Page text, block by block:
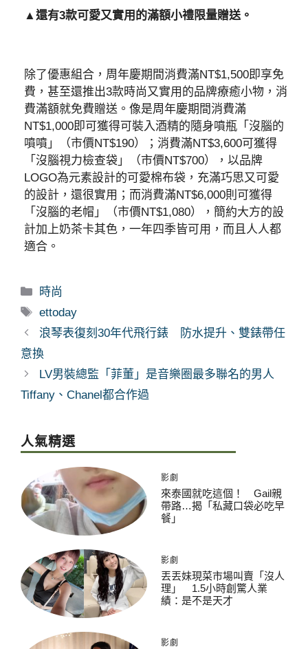
▲還有3款可愛又實用的滿額小禮限量贈送。
除了優惠組合，周年慶期間消費滿NT$1,500即享免
費，甚至還推出3款時尚又實用的品牌療癒小物，消
費滿額就免費贈送。像是周年慶期間消費滿
NT$1,000即可獲得可裝入酒精的隨身噴瓶「沒腦的
噴噴」（市價NT$190）；消費滿NT$3,600可獲得
「沒腦視力檢查袋」（市價NT$700），以品牌
LOGO為元素設計的可愛棉布袋，充滿巧思又可愛
的設計，還很實用；而消費滿NT$6,000則可獲得
「沒腦的老帽」（市價NT$1,080），簡約大方的設
計加上奶茶卡其色，一年四季皆可用，而且人人都
適合。
分
類
時尚
標
籤
ettoday
浪琴表復刻30年代飛行錶 防水提升、雙錶帶任
意換
LV男裝總監「菲董」是音樂圈最多聯名的男人
Tiffany、Chanel都合作過
人氣精選
影劇
來泰國就吃這個！ Gail親
帶路…揭「私藏口袋必吃早
餐」
影劇
丟丟妹現菜市場叫賣「沒人
理」 1.5小時創驚人業
績：是不是天才
影劇